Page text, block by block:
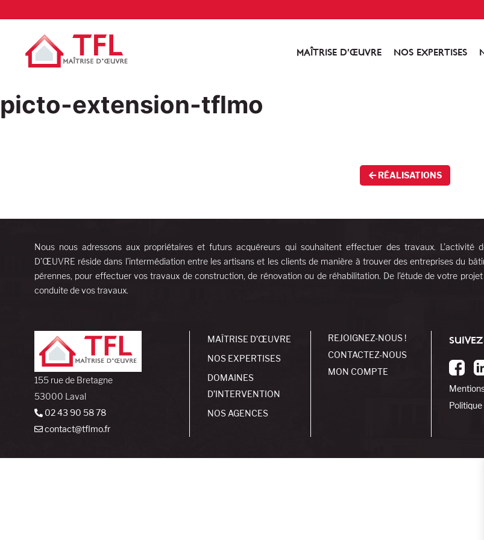
MAÎTRISE D’ŒUVRE NOS EXPERTISES
picto-extension-tflmo
RÉALISATIONS
Nous nous adressons aux propriétaires et futurs acquéreurs qui souhaitent effectuer des travaux. L’activité
D’ŒUVRE réside dans l’intermédiation entre les artisans et les clients de manière à trouver des entreprises du
pérennes, pour effectuer vos travaux de construction, de rénovation ou de réhabilitation. De l’étude de votre
conduite de vos travaux.
155 rue de Bretagne
53000 Laval
02 43 90 58 78
contact@tflmo.fr
MAÎTRISE D’ŒUVRE
NOS EXPERTISES
DOMAINES
D’INTERVENTION
NOS AGENCES
REJOIGNEZ-NOUS !
CONTACTEZ-NOUS
MON COMPTE